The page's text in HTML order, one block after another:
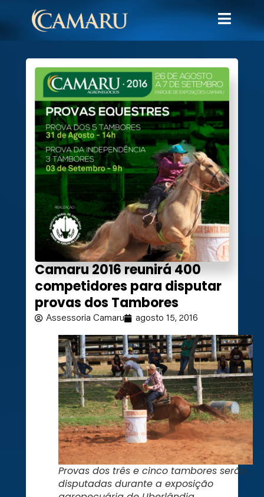
Camaru 2016 reunirá 400
competidores para disputar
provas dos Tambores
Assessoria Camaru agosto 15, 2016
Provas dos três e cinco tambores serão
disputadas durante a exposição